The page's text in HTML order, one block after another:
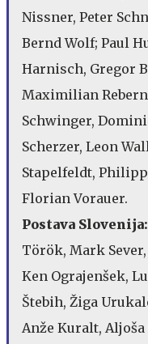
Nissner, Peter
Bernd Wolf; Paul
Harnisch, Gregor
Maximilian
Schwinger,
Scherzer, Leon
Stapelfeldt,
Florian Vorauer.
Postava Slovenija:
Török, Mark
Ken Ograjenšek,
Štebih, Žiga
Anže Kuralt,